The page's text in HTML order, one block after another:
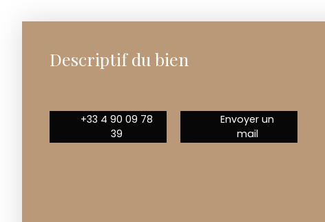
Descriptif du bien
+33 4 90 09 78
39
Envoyer un
mail